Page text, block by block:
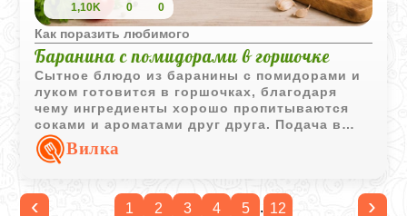
1,10K 0 0
Как поразить любимого
Баранина с помидорами в горшочке
Сытное блюдо из баранины с помидорами и
луком готовится в горшочках, благодаря
чему ингредиенты хорошо пропитываются
соками и ароматами друг друга. Подача в
порционной посуде делает блюдо особенно
уютным.
Вилка
‹ 1 2 3 4 5 . 12 ›